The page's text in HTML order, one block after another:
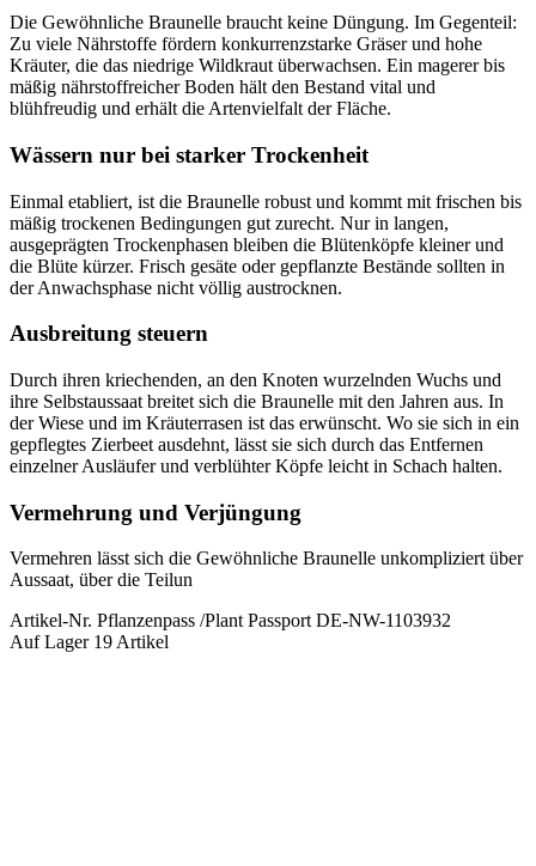
Die Gewöhnliche Braunelle braucht keine Düngung. Im Gegenteil:
Zu viele Nährstoffe fördern konkurrenzstarke Gräser und hohe
Kräuter, die das niedrige Wildkraut überwachsen. Ein magerer bis
mäßig nährstoffreicher Boden hält den Bestand vital und
blühfreudig und erhält die Artenvielfalt der Fläche.
Wässern nur bei starker Trockenheit
Einmal etabliert, ist die Braunelle robust und kommt mit frischen bis
mäßig trockenen Bedingungen gut zurecht. Nur in langen,
ausgeprägten Trockenphasen bleiben die Blütenköpfe kleiner und
die Blüte kürzer. Frisch gesäte oder gepflanzte Bestände sollten in
der Anwachsphase nicht völlig austrocknen.
Ausbreitung steuern
Durch ihren kriechenden, an den Knoten wurzelnden Wuchs und
ihre Selbstaussaat breitet sich die Braunelle mit den Jahren aus. In
der Wiese und im Kräuterrasen ist das erwünscht. Wo sie sich in ein
gepflegtes Zierbeet ausdehnt, lässt sie sich durch das Entfernen
einzelner Ausläufer und verblühter Köpfe leicht in Schach halten.
Vermehrung und Verjüngung
Vermehren lässt sich die Gewöhnliche Braunelle unkompliziert über
Aussaat, über die Teilun
Artikel-Nr. Pflanzenpass /Plant Passport DE-NW-1103932
Auf Lager 19 Artikel